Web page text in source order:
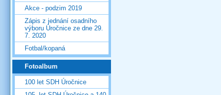
Akce - podzim 2019
Zápis z jednání osadního
výboru Úročnice ze dne 29.
7. 2020
Fotbal/kopaná
Fotoalbum
100 let SDH Úročnice